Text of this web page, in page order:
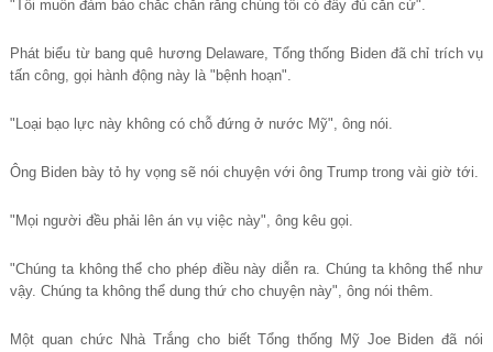
"Tôi muốn đảm bảo chắc chắn rằng chúng tôi có đầy đủ căn cứ".
Phát biểu từ bang quê hương Delaware, Tổng thống Biden đã chỉ trích vụ
tấn công, gọi hành động này là "bệnh hoạn".
"Loại bạo lực này không có chỗ đứng ở nước Mỹ", ông nói.
Ông Biden bày tỏ hy vọng sẽ nói chuyện với ông Trump trong vài giờ tới.
"Mọi người đều phải lên án vụ việc này", ông kêu gọi.
"Chúng ta không thể cho phép điều này diễn ra. Chúng ta không thể như
vậy. Chúng ta không thể dung thứ cho chuyện này", ông nói thêm.
Một quan chức Nhà Trắng cho biết Tổng thống Mỹ Joe Biden đã nói